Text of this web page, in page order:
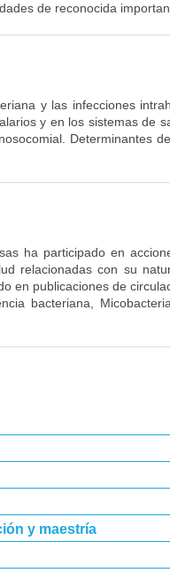
de reconocida
y las infecciones
y en los sistemas de
Determinantes
ha participado en
relacionadas con su
en publicaciones de
bacteriana,
y maestría